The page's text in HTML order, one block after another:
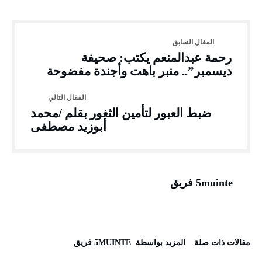
رحمة عبدالمنعم يكتب: صحيفة
ديسمبر”.. منبر باهت وأجندة مفضوحة
ضبط العبور لتأمين الثغور بقلم /محمد
أبوزيد مصطفى
5muinte فريق
‫مقالات ذات صلة‬ ‫‫المزيد بواسطة‬ ‬ 5MUINTE فريق